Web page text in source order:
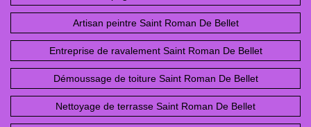
Artisan peintre Saint Roman De Bellet
Entreprise de ravalement Saint Roman De Bellet
Démoussage de toiture Saint Roman De Bellet
Nettoyage de terrasse Saint Roman De Bellet